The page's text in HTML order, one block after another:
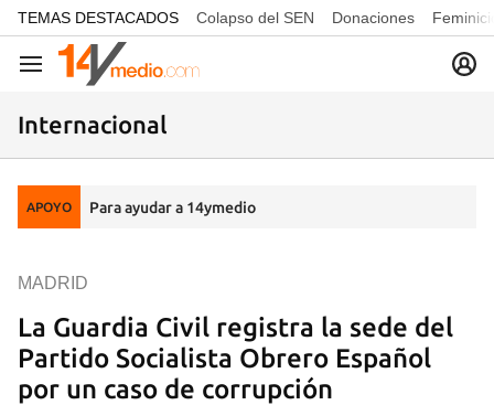
common.go-to-content
TEMAS DESTACADOS Colapso del SEN Donaciones
Navegación
Internacional
APOYO Para ayudar a 14ymedio
La Guardia Civil registra la sede del
Partido Socialista Obrero Español
por un caso de corrupción
MADRID